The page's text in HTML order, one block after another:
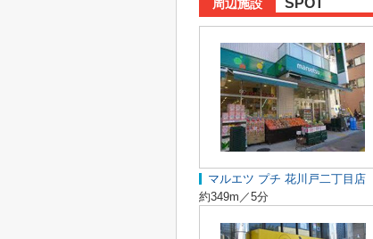
周辺施設 SPOT
マルエツ プチ 花川戸二丁目店
約349m／5分